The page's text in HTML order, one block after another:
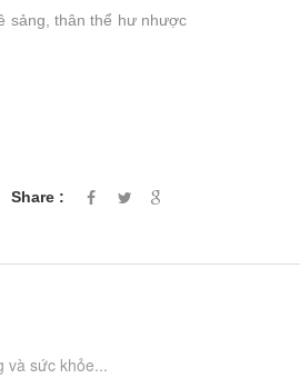
sảng, thân thể hư nhược
Share :
và sức khỏe...